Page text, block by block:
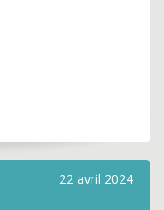
22 avril 2024